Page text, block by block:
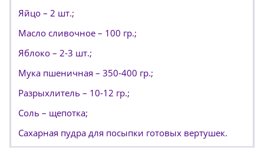
Яйцо – 2 шт.;
Масло сливочное – 100 гр.;
Яблоко – 2-3 шт.;
Мука пшеничная – 350-400 гр.;
Разрыхлитель – 10-12 гр.;
Соль – щепотка;
Сахарная пудра для посыпки готовых вертушек.